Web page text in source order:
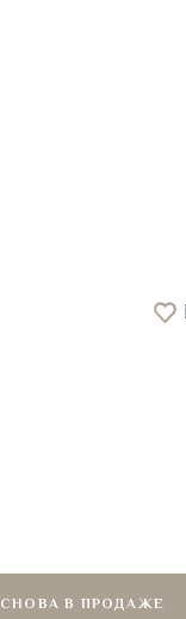
СНОВА В ПРОДАЖЕ